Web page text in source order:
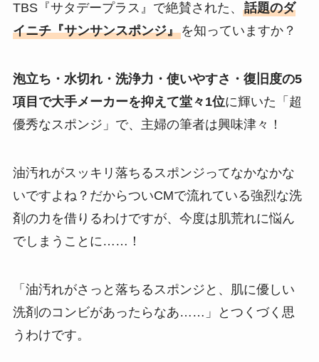
TBS『サタデープラス』で絶賛された、 話題のダ
イニチ『サンサンスポンジ』を知っていますか？
泡立ち・水切れ・洗浄力・使いやすさ・復旧度の5
項目で大手メーカーを抑えて堂々1位に輝いた「超
優秀なスポンジ」で、主婦の筆者は興味津々！
油汚れがスッキリ落ちるスポンジってなかなかな
いですよね？だからついCMで流れている強烈な洗
剤の力を借りるわけですが、今度は肌荒れに悩ん
でしまうことに……！
「油汚れがさっと落ちるスポンジと、肌に優しい
洗剤のコンビがあったらなあ……」とつくづく思
うわけです。